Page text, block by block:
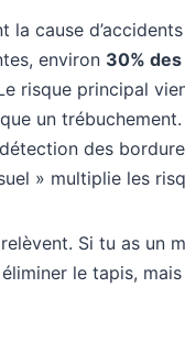
la cause
environ 30%
risque principal
un
des
» multiplie les
Si tu as un
le tapis,